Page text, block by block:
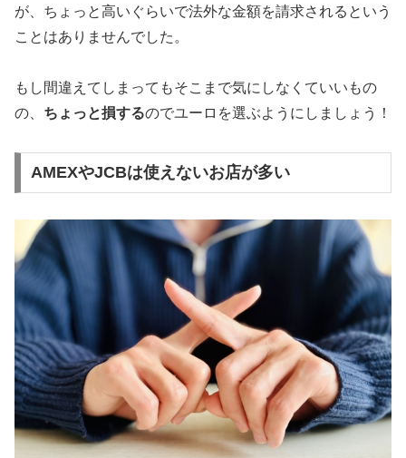
が、ちょっと高いぐらいで法外な金額を請求されるという
ことはありませんでした。
もし間違えてしまってもそこまで気にしなくていいもの
の、 ちょっと損するのでユーロを選ぶようにしましょう！
AMEXやJCBは使えないお店が多い